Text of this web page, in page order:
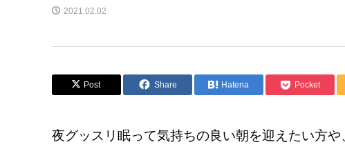
2021.02.02
Post Share Hatena Pocket
夜グッスリ眠って気持ちの良い朝を迎えたい方